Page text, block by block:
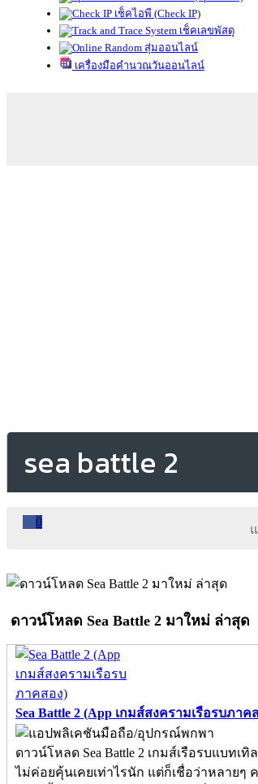
เช็คไอพี (Check IP)
เช็คเลขพัสดุ
สุ่มออนไลน์
เครื่องมือคำนวณวันออนไลน์
sea battle 2
0
ดาวน์โหลด Sea Battle 2 มาใหม่ ล่าสุด
Sea Battle 2 (App เกมส์สงครามเรือรบภาค
ดาวน์โหลด Sea Battle 2 เกมส์เรือรบแบทเ
ไม่ค่อยคุ้นเคยเท่าไรนัก แต่ก็เชื่อว่าหลายๆ